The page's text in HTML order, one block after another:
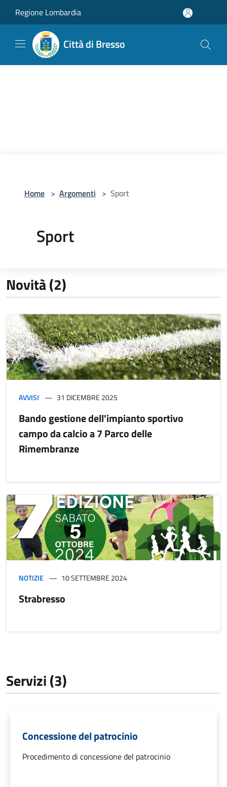
Regione Lombardia
Città di Bresso
Home > Argomenti > Sport
Sport
Novità (2)
AVVISI 31 DICEMBRE 2025
Bando gestione dell'impianto sportivo
campo da calcio a 7 Parco delle
Rimembranze
NOTIZIE 10 SETTEMBRE 2024
Strabresso
Servizi (3)
Concessione del patrocinio
Procedimento di concessione del patrocinio